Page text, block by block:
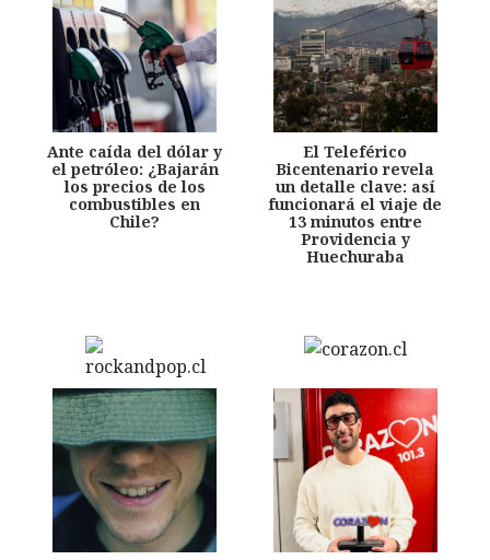
Ante caída del dólar y
el petróleo: ¿Bajarán
los precios de los
combustibles en
Chile?
El Teleférico
Bicentenario revela
un detalle clave: así
funcionará el viaje de
13 minutos entre
Providencia y
Huechuraba